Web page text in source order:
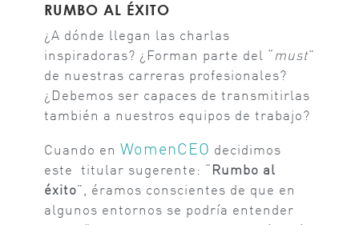
RUMBO AL ÉXITO
¿A dónde llegan las charlas
inspiradoras? ¿Forman parte del “ must”
de nuestras carreras profesionales?
¿Debemos ser capaces de transmitirlas
también a nuestros equipos de trabajo?
Cuando en WomenCEO decidimos
este titular sugerente: “ Rumbo al
éxito”, éramos conscientes de que en
algunos entornos se podría entender